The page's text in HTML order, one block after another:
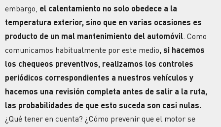
embargo, el calentamiento no solo obedece a la
temperatura exterior, sino que en varias ocasiones es
producto de un mal mantenimiento del automóvil . Como
comunicamos habitualmente por este medio, si hacemos
los chequeos preventivos, realizamos los controles
periódicos correspondientes a nuestros vehículos y
hacemos una revisión completa antes de salir a la ruta,
las probabilidades de que esto suceda son casi nulas.
¿Qué tener en cuenta? ¿Cómo prevenir que el motor se